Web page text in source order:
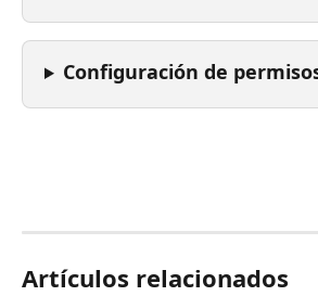
Configuración de
Artículos relacionados